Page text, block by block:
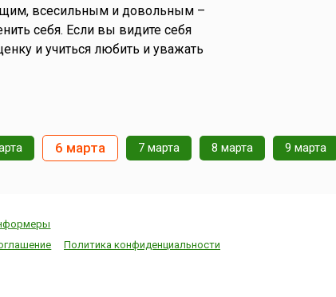
всесильным и довольным –
себя. Если вы видите себя
и учиться любить и уважать
6 марта 7 марта 8 марта 9 марта
Политика конфиденциальности